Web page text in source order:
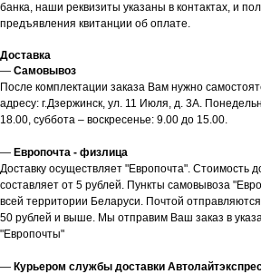
банка, наши реквизиты указаны в контактах, и
предъявления квитанции об оплате.
Доставка
— Самовывоз
После комплектации заказа Вам нужно
адресу: г.Дзержинск, ул. 11 Июля, д. 3А.
18.00, суббота – воскресенье: 9.00 до 15.00.
— Европочта - физлица
Доставку осуществляет "Европочта". Стоимость
составляет от 5 рублей. Пункты самовывоза
всей территории Беларуси. Почтой
50 рублей и выше. Мы отправим Ваш заказ в
"Европочты"
— Курьером службы доставки